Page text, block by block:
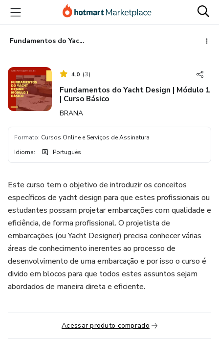
para
conteúdo
principal
para
pagamento
para
rodapé
Fundamentos do Yacht Design | Módulo 1 | Curso Básico
4.0 (3)
Fundamentos do Yacht Design | Módulo 1
| Curso Básico
BRANA
Formato: Cursos Online e Serviços de Assinatura
Idioma: Português
Este curso tem o objetivo de introduzir os conceitos
específicos de yacht design para que estes profissionais ou
estudantes possam projetar embarcações com qualidade e
eficiência, de forma profissional. O projetista de
embarcações (ou Yacht Designer) precisa conhecer várias
áreas de conhecimento inerentes ao processo de
desenvolvimento de uma embarcação e por isso o curso é
divido em blocos para que todos estes assuntos sejam
abordados de maneira direta e eficiente.
Acessar produto comprado